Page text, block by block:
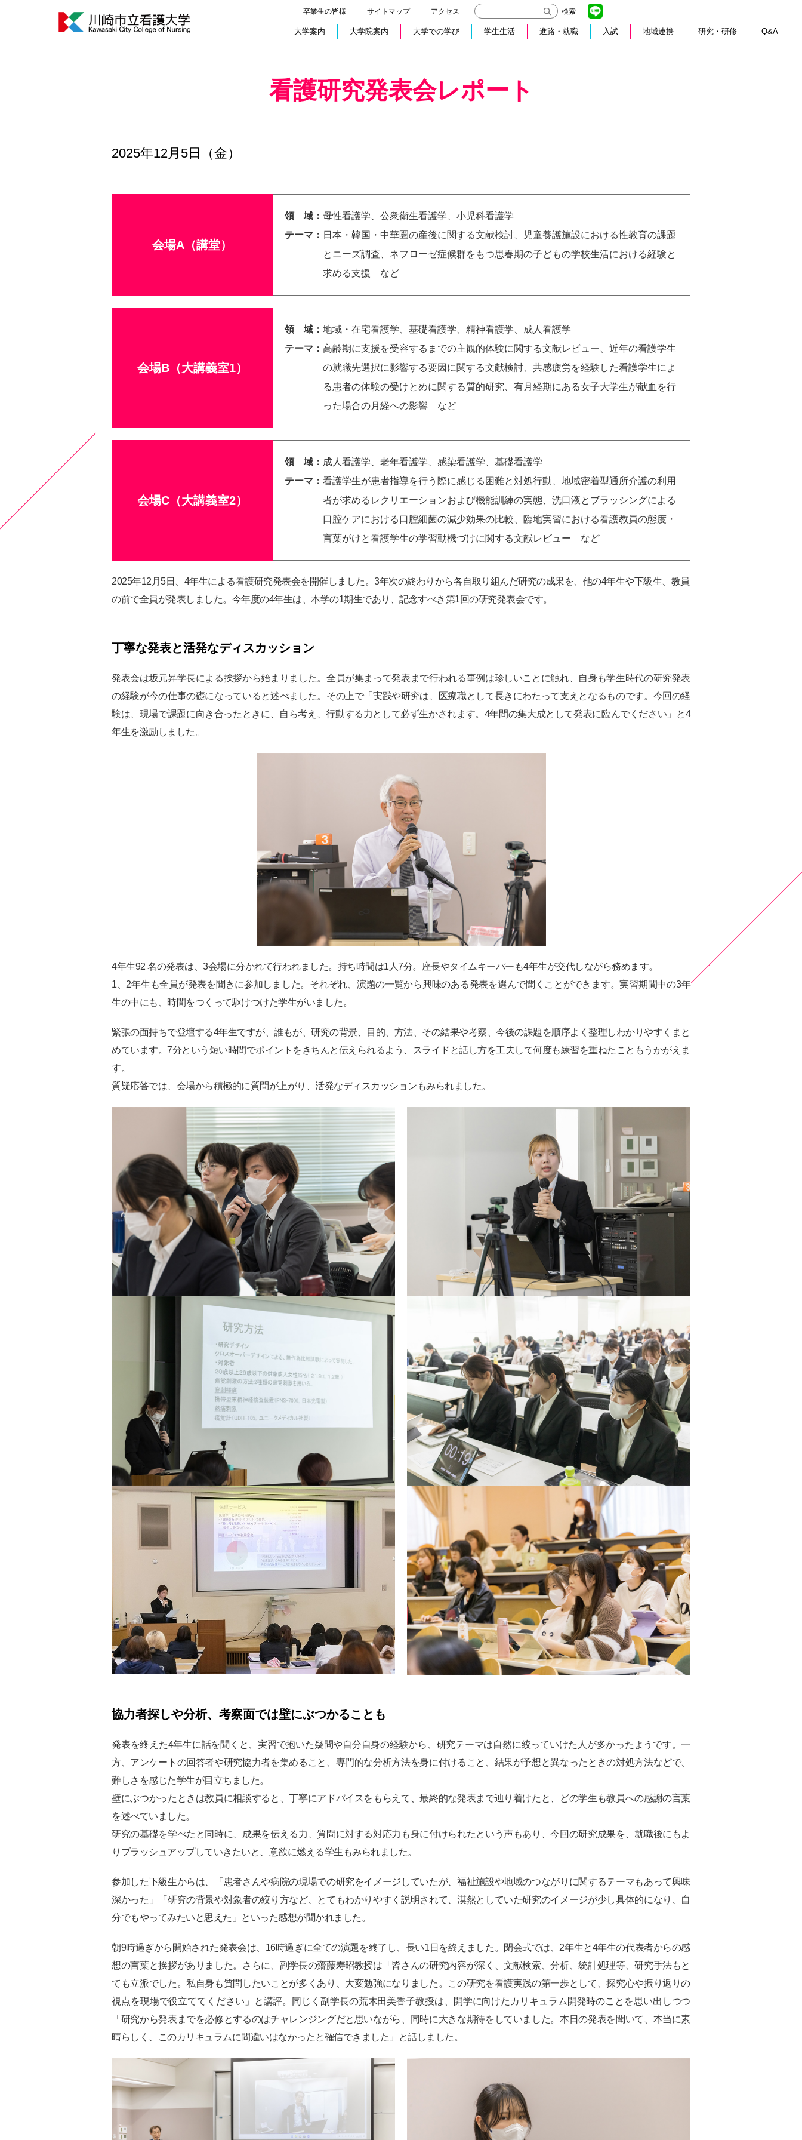
卒業生の皆様 サイトマップ アクセス 検索
大学案内 大学院案内 大学での学び 学生生活 進路・就職 入試 地域連携 研究・研修 Q&A
看護研究発表会レポート
2025年12月5日（金）
会場A（講堂）
領 域： 母性看護学、公衆衛生看護学、小児科看護学
テーマ： 日本・韓国・中華圏の産後に関する文献検討、児童養護施設における性教育の課題
とニーズ調査、ネフローゼ症候群をもつ思春期の子どもの学校生活における経験と
求める支援 など
会場B（大講義室1）
領 域： 地域・在宅看護学、基礎看護学、精神看護学、成人看護学
テーマ： 高齢期に支援を受容するまでの主観的体験に関する文献レビュー、近年の看護学生
の就職先選択に影響する要因に関する文献検討、共感疲労を経験した看護学生によ
る患者の体験の受けとめに関する質的研究、有月経期にある女子大学生が献血を行
った場合の月経への影響 など
会場C（大講義室2）
領 域： 成人看護学、老年看護学、感染看護学、基礎看護学
テーマ： 看護学生が患者指導を行う際に感じる困難と対処行動、地域密着型通所介護の利用
者が求めるレクリエーションおよび機能訓練の実態、洗口液とブラッシングによる
口腔ケアにおける口腔細菌の減少効果の比較、臨地実習における看護教員の態度・
言葉がけと看護学生の学習動機づけに関する文献レビュー など
2025年12月5日、4年生による看護研究発表会を開催しました。3年次の終わりから各自取り組んだ研究の成果を、他の4年生や下級生、教員
の前で全員が発表しました。今年度の4年生は、本学の1期生であり、記念すべき第1回の研究発表会です。
丁寧な発表と活発なディスカッション
発表会は坂元昇学長による挨拶から始まりました。全員が集まって発表まで行われる事例は珍しいことに触れ、自身も学生時代の研究発表
の経験が今の仕事の礎になっていると述べました。その上で「実践や研究は、医療職として長きにわたって支えとなるものです。今回の経
験は、現場で課題に向き合ったときに、自ら考え、行動する力として必ず生かされます。4年間の集大成として発表に臨んでください」と4
年生を激励しました。
4年生92 名の発表は、3会場に分かれて行われました。持ち時間は1人7分。座長やタイムキーパーも4年生が交代しながら務めます。
1、2年生も全員が発表を聞きに参加しました。それぞれ、演題の一覧から興味のある発表を選んで聞くことができます。実習期間中の3年
生の中にも、時間をつくって駆けつけた学生がいました。
緊張の面持ちで登壇する4年生ですが、誰もが、研究の背景、目的、方法、その結果や考察、今後の課題を順序よく整理しわかりやすくまと
めています。7分という短い時間でポイントをきちんと伝えられるよう、スライドと話し方を工夫して何度も練習を重ねたこともうかがえま
す。
質疑応答では、会場から積極的に質問が上がり、活発なディスカッションもみられました。
協力者探しや分析、考察面では壁にぶつかることも
発表を終えた4年生に話を聞くと、実習で抱いた疑問や自分自身の経験から、研究テーマは自然に絞っていけた人が多かったようです。一
方、アンケートの回答者や研究協力者を集めること、専門的な分析方法を身に付けること、結果が予想と異なったときの対処方法などで、
難しさを感じた学生が目立ちました。
壁にぶつかったときは教員に相談すると、丁寧にアドバイスをもらえて、最終的な発表まで辿り着けたと、どの学生も教員への感謝の言葉
を述べていました。
研究の基礎を学べたと同時に、成果を伝える力、質問に対する対応力も身に付けられたという声もあり、今回の研究成果を、就職後にもよ
りブラッシュアップしていきたいと、意欲に燃える学生もみられました。
参加した下級生からは、「患者さんや病院の現場での研究をイメージしていたが、福祉施設や地域のつながりに関するテーマもあって興味
深かった」「研究の背景や対象者の絞り方など、とてもわかりやすく説明されて、漠然としていた研究のイメージが少し具体的になり、自
分でもやってみたいと思えた」といった感想が聞かれました。
朝9時過ぎから開始された発表会は、16時過ぎに全ての演題を終了し、長い1日を終えました。閉会式では、2年生と4年生の代表者からの感
想の言葉と挨拶がありました。さらに、副学長の齋藤寿昭教授は「皆さんの研究内容が深く、文献検索、分析、統計処理等、研究手法もと
ても立派でした。私自身も質問したいことが多くあり、大変勉強になりました。この研究を看護実践の第一歩として、探究心や振り返りの
視点を現場で役立ててください」と講評。同じく副学長の荒木田美香子教授は、開学に向けたカリキュラム開発時のことを思い出しつつ
「研究から発表までを必修とするのはチャレンジングだと思いながら、同時に大きな期待をしていました。本日の発表を聞いて、本当に素
晴らしく、このカリキュラムに間違いはなかったと確信できました」と話しました。